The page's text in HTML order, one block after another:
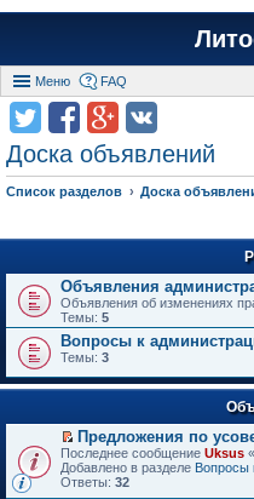
Меню FAQ
Доска объявлений
Список разделов Доска
Объявления
Объявления об изменениях
Темы: 5
Вопросы к
Темы: 3
П
е
р
Предложения по
Последнее сообщение Uksus «
Добавлено в разделе Вопросы
Ответы: 32